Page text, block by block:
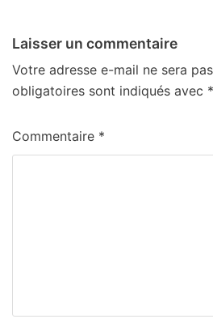
Laisser un commentaire
Votre adresse e-mail ne sera
obligatoires sont indiqués avec *
Commentaire *